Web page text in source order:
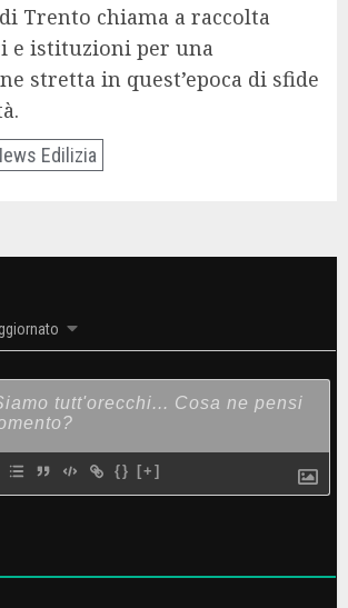
Trento chiama a raccolta
e istituzioni per una
stretta in quest’epoca di sfide
Edilizia
{} [+]